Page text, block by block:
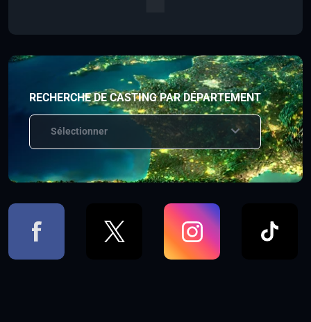
RECHERCHE DE CASTING PAR DÉPARTEMENT
Sélectionner